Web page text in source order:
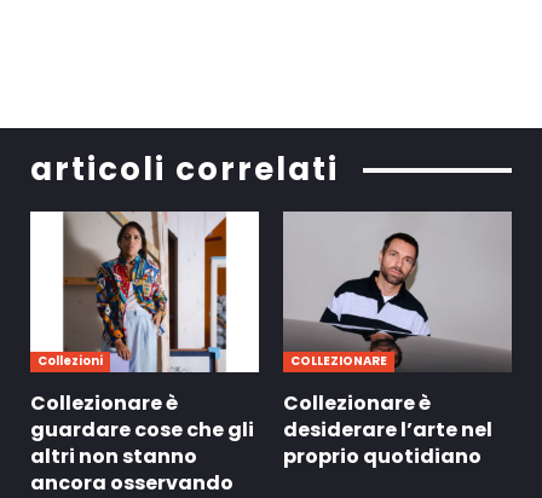
articoli correlati
Collezioni
Collezionare è
guardare cose che gli
altri non stanno
ancora osservando
COLLEZIONARE
Collezionare è
desiderare l’arte nel
proprio quotidiano